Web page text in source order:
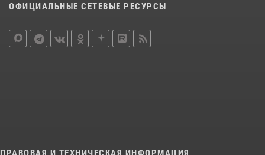
ОФИЦИАЛЬНЫЕ СЕТЕВЫЕ РЕСУРСЫ